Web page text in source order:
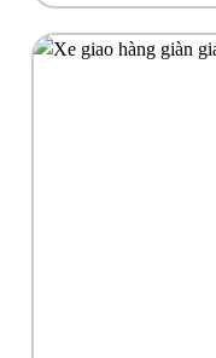
động tiêu […]